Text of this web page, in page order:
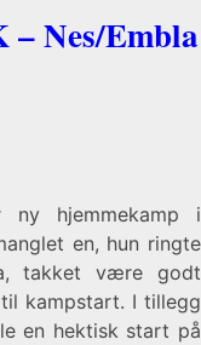
Nes/Embla
hjemmekamp i
en, hun ringte
takket være godt
kampstart. I tillegg
en hektisk start på